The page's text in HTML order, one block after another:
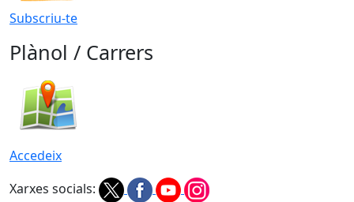
Subscriu-te
Plànol / Carrers
Accedeix
Xarxes socials: